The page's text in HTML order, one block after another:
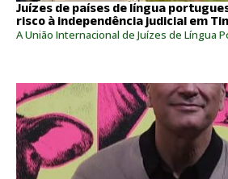
Juízes de países de língua
risco à independência judicial em
A União Internacional de Juízes de Língua